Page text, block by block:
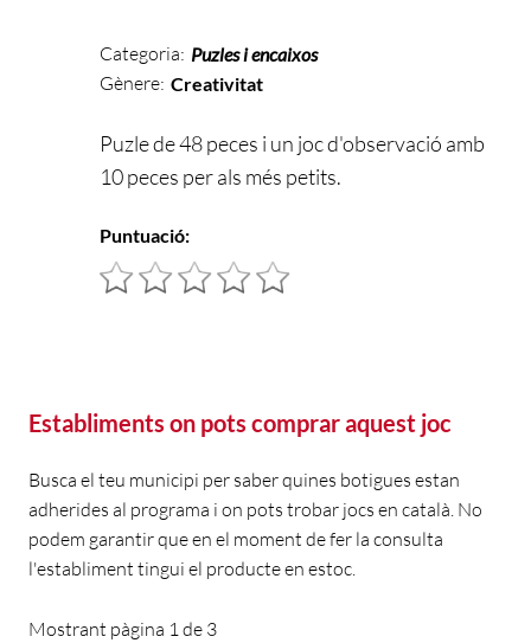
Categoria: Puzles i encaixos
Gènere: Creativitat
Puzle de 48 peces i un joc d'observació amb
10 peces per als més petits.
Puntuació:
Establiments on pots comprar aquest joc
Busca el teu municipi per saber quines botigues estan
adherides al programa i on pots trobar jocs en català. No
podem garantir que en el moment de fer la consulta
l'establiment tingui el producte en estoc.
Mostrant pàgina 1 de 3